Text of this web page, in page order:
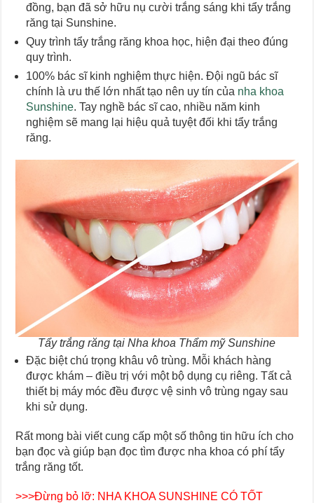
đồng, bạn đã sở hữu nụ cười trắng sáng khi tẩy trắng
răng tại Sunshine.
Quy trình tẩy trắng răng khoa học, hiện đại theo đúng
quy trình.
100% bác sĩ kinh nghiệm thực hiện. Đội ngũ bác sĩ
chính là ưu thế lớn nhất tạo nên uy tín của nha khoa
Sunshine. Tay nghề bác sĩ cao, nhiều năm kinh
nghiệm sẽ mang lại hiệu quả tuyệt đối khi tẩy trắng
răng.
Tẩy trắng răng tại Nha khoa Thẩm mỹ Sunshine
Đặc biệt chú trọng khâu vô trùng. Mỗi khách hàng
được khám – điều trị với một bộ dụng cụ riêng. Tất cả
thiết bị máy móc đều được vệ sinh vô trùng ngay sau
khi sử dụng.
Rất mong bài viết cung cấp một số thông tin hữu ích cho
bạn đọc và giúp bạn đọc tìm được nha khoa có phí tẩy
trắng răng tốt.
>>>Đừng bỏ lỡ: NHA KHOA SUNSHINE CÓ TỐT